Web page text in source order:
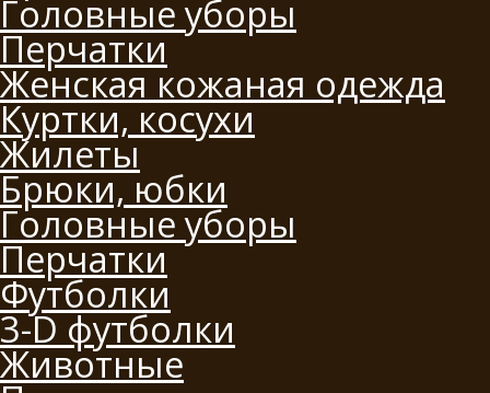
Головные уборы
Перчатки
Женская кожаная одежда
Куртки, косухи
Жилеты
Брюки, юбки
Головные уборы
Перчатки
Футболки
3-D футболки
Животные